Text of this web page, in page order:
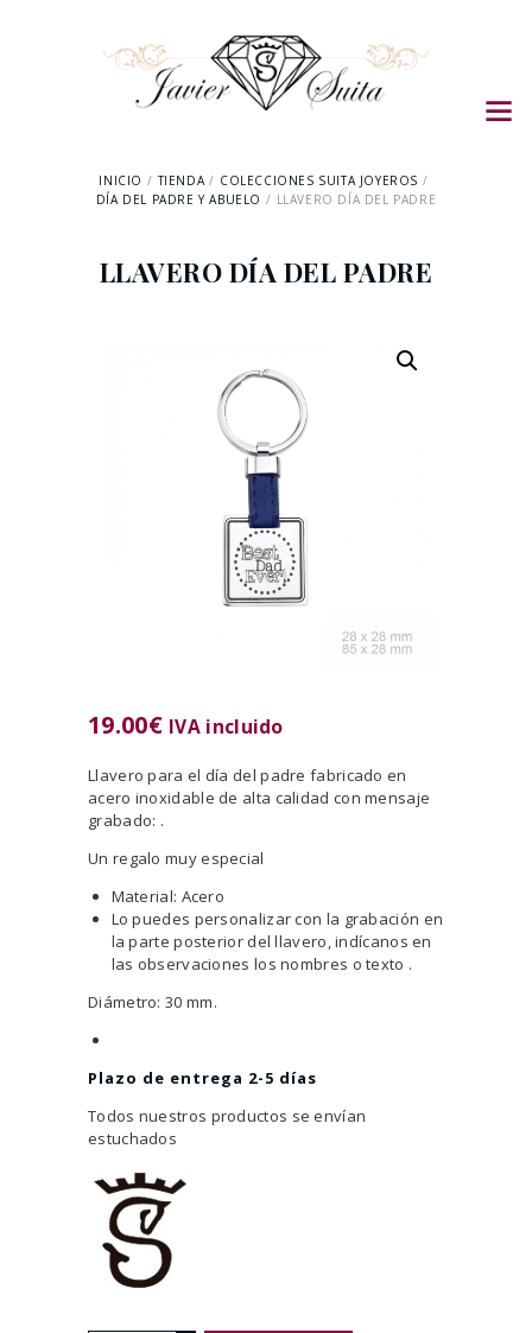
INICIO TIENDA
COLECCIONES SUITA JOYEROS
DÍA DEL PADRE Y ABUELO
LLAVERO DÍA DEL PADRE
LLAVERO DÍA DEL PADRE
19.00€ IVA incluido
Llavero para el día del padre fabricado en
acero inoxidable de alta calidad con mensaje
grabado: .
Un regalo muy especial
Material: Acero
Lo puedes personalizar con la grabación en
la parte posterior del llavero, indícanos en
las observaciones los nombres o texto .
Diámetro: 30 mm.
Plazo de entrega 2-5 días
Todos nuestros productos se envían
estuchados